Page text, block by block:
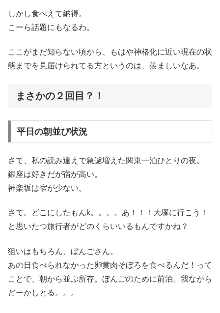
しかし食べえて納得。
こーら話題にもなるわ。
ここがまだ知らない頃から、もはや神格化に近い現在の状
態までを見届けられてる方というのは、羨ましいなあ。
まさかの２回目？！
平日の朝並び状況
さて、私の読み違えで急遽増えた関東一泊ひとりの夜。
銀座は好きだが宿が高い。
神楽坂は宿が少ない。
さて。どこにしたもんk。。。。あ！！！大塚に行こう！
と思いたつ旅行者がどのくらいいるもんですかね？
狙いはもちろん、ぼんごさん。
あの日食べられなかった卵黄肉そぼろを食べるんだ！って
ことで、朝から並ぶ所存。ぼんごのために前泊。我ながら
どーかしとる。。。